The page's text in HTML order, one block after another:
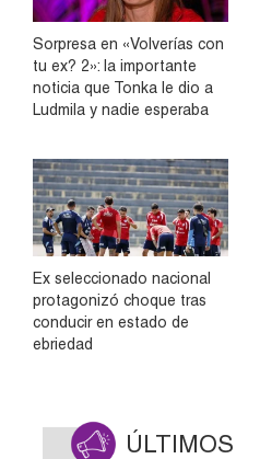
Sorpresa en «Volverías con
tu ex? 2»: la importante
noticia que Tonka le dio a
Ludmila y nadie esperaba
Ex seleccionado nacional
protagonizó choque tras
conducir en estado de
ebriedad
ÚLTIMOS